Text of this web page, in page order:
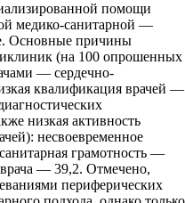
помощи
медико-санитарной —
Основные причины
(на 100 опрошенных
— сердечно-
квалификация врачей —
низкая активность
несвоевременное
грамотность —
— 39,2. Отмечено,
периферических